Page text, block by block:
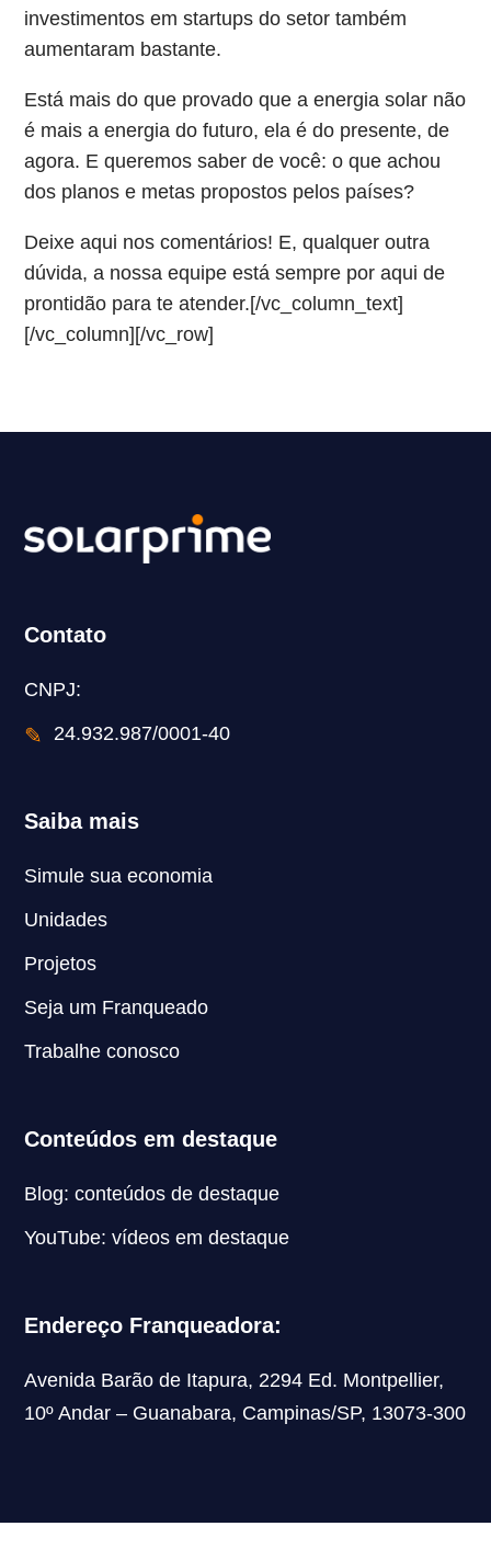
investimentos em startups do setor também
aumentaram bastante.
Está mais do que provado que a energia solar não
é mais a energia do futuro, ela é do presente, de
agora. E queremos saber de você: o que achou
dos planos e metas propostos pelos países?
Deixe aqui nos comentários! E, qualquer outra
dúvida, a nossa equipe está sempre por aqui de
prontidão para te atender.[/vc_column_text]
[/vc_column][/vc_row]
Contato
CNPJ:
✎
24.932.987/0001-40
Saiba mais
Simule sua economia
Unidades
Projetos
Seja um Franqueado
Trabalhe conosco
Conteúdos em destaque
Blog: conteúdos de destaque
YouTube: vídeos em destaque
Endereço Franqueadora:
Avenida Barão de Itapura, 2294 Ed. Montpellier,
10º Andar – Guanabara, Campinas/SP, 13073-300